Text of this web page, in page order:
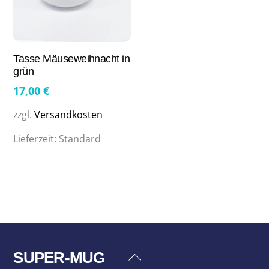
Tasse Mäuseweihnacht in
grün
17,00€
zzgl.Versandkosten
Lieferzeit: Standard
Back
SUPER-MUG